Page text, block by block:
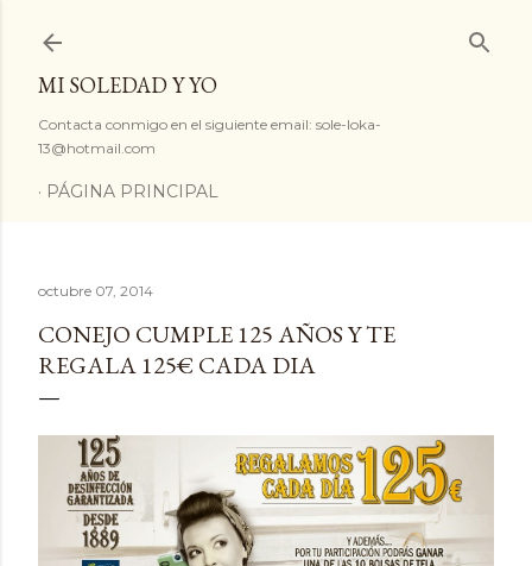
MI SOLEDAD Y YO
Contacta conmigo en el siguiente email: sole-loka-
13@hotmail.com
PÁGINA PRINCIPAL
octubre 07, 2014
CONEJO CUMPLE 125 AÑOS Y TE
REGALA 125€ CADA DIA